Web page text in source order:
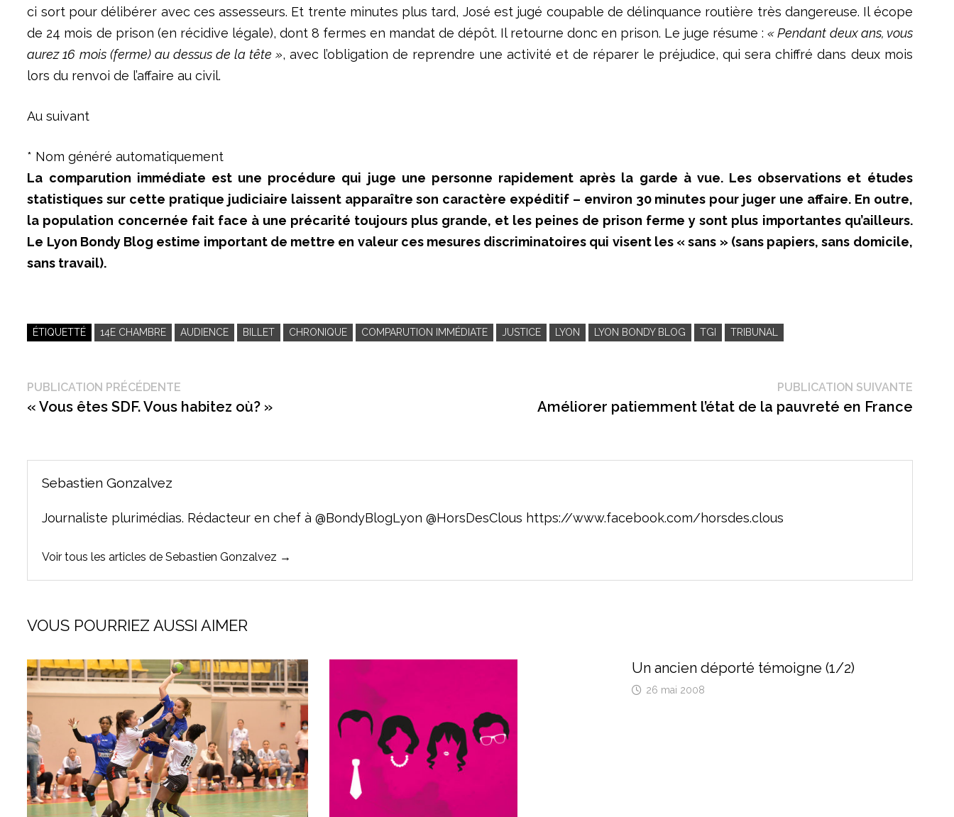
ci sort pour délibérer avec ces assesseurs. Et trente minutes plus tard, José est jugé coupable de délinquance routière très dangereuse. Il écope
de 24 mois de prison (en récidive légale), dont 8 fermes en mandat de dépôt. Il retourne donc en prison. Le juge résume :« Pendant deux ans, vous
aurez 16 mois (ferme) au dessus de la tête », avec l’obligation de reprendre une activité et de réparer le préjudice, qui sera chiffré dans deux mois
lors du renvoi de l’affaire au civil.
Au suivant
* Nom généré automatiquement
La comparution immédiate est une procédure qui juge une personne rapidement après la garde à vue. Les observations et études
statistiques sur cette pratique judiciaire laissent apparaître son caractère expéditif – environ 30 minutes pour juger une affaire. En outre,
la population concernée fait face à une précarité toujours plus grande, et les peines de prison ferme y sont plus importantes qu’ailleurs.
Le Lyon Bondy Blog estime important de mettre en valeur ces mesures discriminatoires qui visent les « sans » (sans papiers, sans domicile,
sans travail).
ÉTIQUETTÉ 14E CHAMBRE AUDIENCE BILLET CHRONIQUE COMPARUTION IMMÉDIATE JUSTICE LYON LYON BONDY BLOG TGI TRIBUNAL
Navigation
de
PUBLICATION PRÉCÉDENTE
précédente :
« Vous êtes SDF. Vous habitez où? »
PUBLICATION SUIVANTE
Améliorer patiemment l’état de la pauvreté en France
Sebastien Gonzalvez
Journaliste plurimédias. Rédacteur en chef à @BondyBlogLyon @HorsDesClous https://www.facebook.com/horsdes.clous
Voir tous les articles de Sebastien Gonzalvez →
VOUS POURRIEZ AUSSI AIMER
Un ancien déporté témoigne (1/2)
26 mai 2008